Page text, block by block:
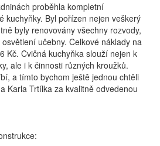
proběhla kompletní
kuchyňky. Byl pořízen nejen veškerý
byly renovovány všechny rozvody,
učebny. Celkové náklady na
Kč. Cvičná kuchyňka slouží nejen k
ale i k činnosti různých kroužků.
a tímto bychom ještě jednou chtěli
Karla Trtílka za kvalitně odvedenou